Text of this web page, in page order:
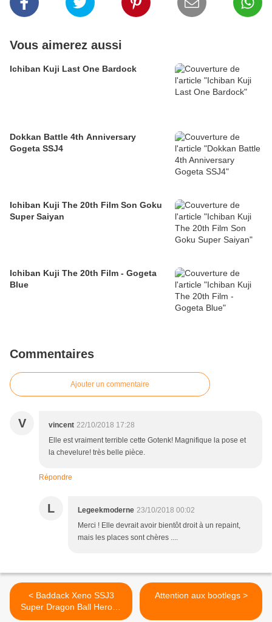
Vous aimerez aussi
Ichiban Kuji Last One Bardock
Dokkan Battle 4th Anniversary
Gogeta SSJ4
Ichiban Kuji The 20th Film Son Goku
Super Saiyan
Ichiban Kuji The 20th Film - Gogeta
Blue
Commentaires
Ajouter un commentaire
V vincent 22/10/2018 17:28
Elle est vraiment terrible cette Gotenk! Magnifique la pose et
la chevelure! très belle pièce.
Répondre
L Legeekmoderne 23/10/2018 00:02
Merci ! Elle devrait avoir bientôt droit à un repaint,
mais les places sont chères ....
< Baddack Xeno SSJ3
Super Dragon Ball Heroes
DXF
Attention aux bootlegs >